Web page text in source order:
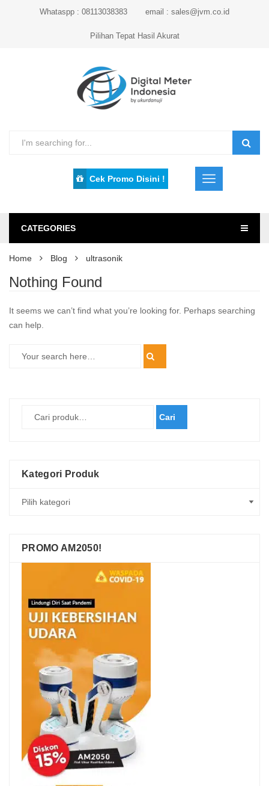
Whataspp : 08113038383 email : sales@jvm.co.id
Pilihan Tepat Hasil Akurat
Cek Promo Disini !
CATEGORIES
Home Blog ultrasonik
Nothing Found
It seems we can’t find what you’re looking for. Perhaps searching
can help.
Cari
Kategori Produk
PROMO AM2050!